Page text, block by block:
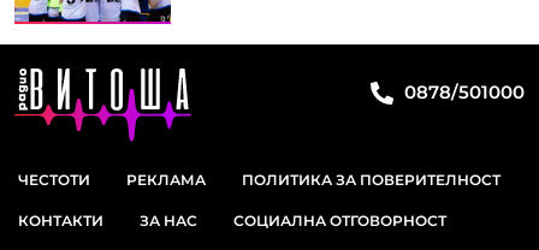
0878/501000
ЧЕСТОТИ РЕКЛАМА ПОЛИТИКА ЗА ПОВЕРИТЕЛНОСТ
КОНТАКТИ ЗА НАС СОЦИАЛНА ОТГОВОРНОСТ